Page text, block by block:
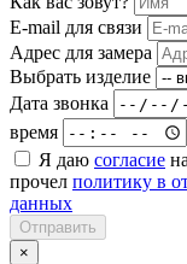
E-mail для связи
Адрес для замера
Выбрать изделие
Дата звонка
время
Я даю согласие
прочел политику в
данных
Отправить
×